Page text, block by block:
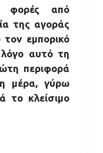
φορές από
της αγοράς
τον εμπορικό
αυτό τη
περιφορά
μέρα, γύρω
το κλείσιμο